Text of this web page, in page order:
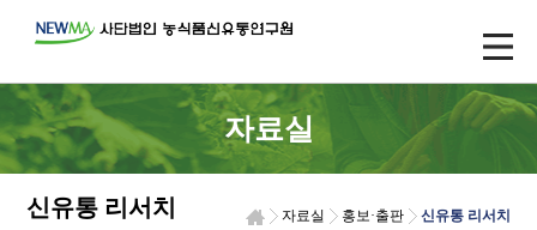
자료실
신유통 리서치 자료실 홍보·출판 신유통 리서치